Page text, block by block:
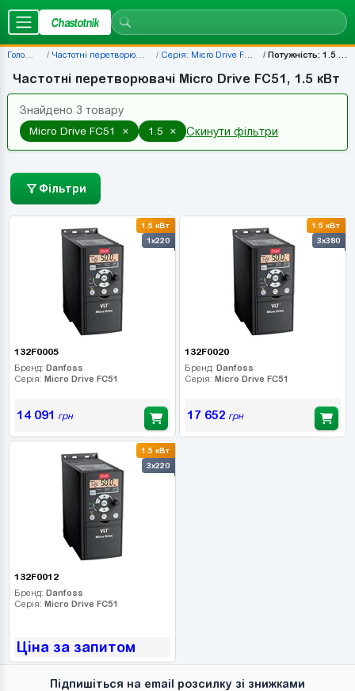
Chastotnik
Головна Частотні перетворювачі Серія: Micro Drive FC51 Потужність: 1.5 кВт
Частотні перетворювачі Micro Drive FC51, 1.5 кВт
Знайдено 3 товару
Micro Drive FC51
× 1.5 × Скинути фільтри
Фільтри
1.5 кВт
1x220
132F0005
Бренд: Danfoss
Серія: Micro Drive FC51
14 091 грн
1.5 кВт
3x380
132F0020
Бренд: Danfoss
Серія: Micro Drive FC51
17 652 грн
1.5 кВт
3x220
132F0012
Бренд: Danfoss
Серія: Micro Drive FC51
Ціна за запитом
Підпишіться на email розсилку зі знижками